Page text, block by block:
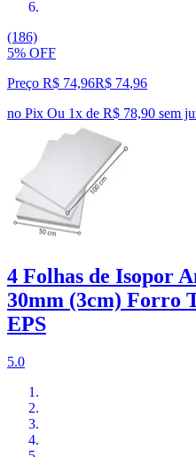
(186)
5% OFF
Preço R$ 74,96R$ 74,96
no Pix Ou 1x de R$ 78,90 sem
4 Folhas de Isopor
30mm (3cm) Forro
EPS
5.0